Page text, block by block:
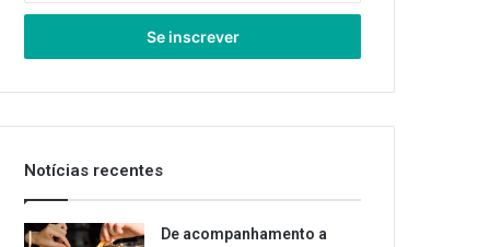
seu
de
Notícias recentes
De acompanhamento a